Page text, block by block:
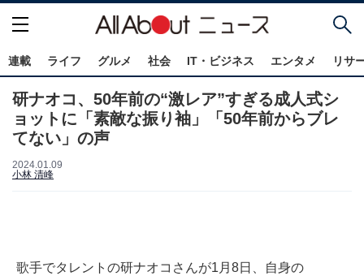
連載 ライフ グルメ 社会 IT・ビジネス エンタメ リサ
研ナオコ、50年前の“激レア”すぎる成人式シ
ョットに「素敵な振り袖」「50年前からブレ
てない」の声
2024.01.09
小林 清峰
歌手でタレントの研ナオコさんが1月8日、自身の